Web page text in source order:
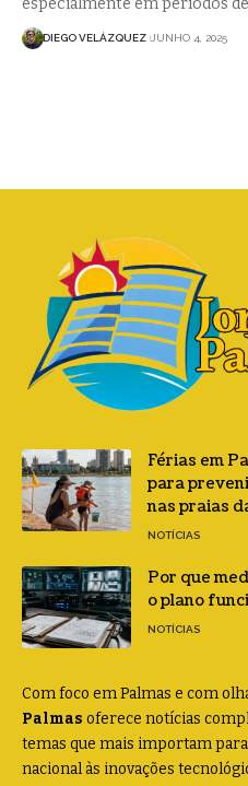
DIEGO VELÁZQUEZ JUNHO 4, 2025
Férias em
para
nas praias
NOTÍCIAS
Por que
o plano
NOTÍCIAS
Com foco em Palmas e com
Palmas oferece notícias
temas que mais importam
nacional às inovações